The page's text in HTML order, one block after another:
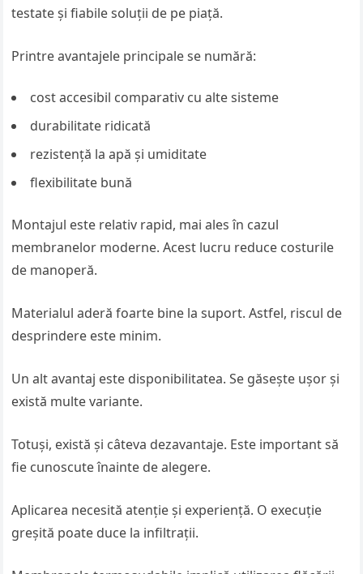
testate și fiabile soluții de pe piață.
Printre avantajele principale se numără:
cost accesibil comparativ cu alte sisteme
durabilitate ridicată
rezistență la apă și umiditate
flexibilitate bună
Montajul este relativ rapid, mai ales în cazul
membranelor moderne. Acest lucru reduce costurile
de manoperă.
Materialul aderă foarte bine la suport. Astfel, riscul de
desprindere este minim.
Un alt avantaj este disponibilitatea. Se găsește ușor și
există multe variante.
Totuși, există și câteva dezavantaje. Este important să
fie cunoscute înainte de alegere.
Aplicarea necesită atenție și experiență. O execuție
greșită poate duce la infiltrații.